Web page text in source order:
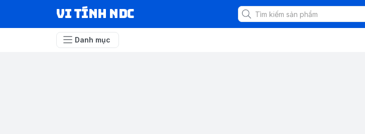
VI TÍNH NDC
Danh mục